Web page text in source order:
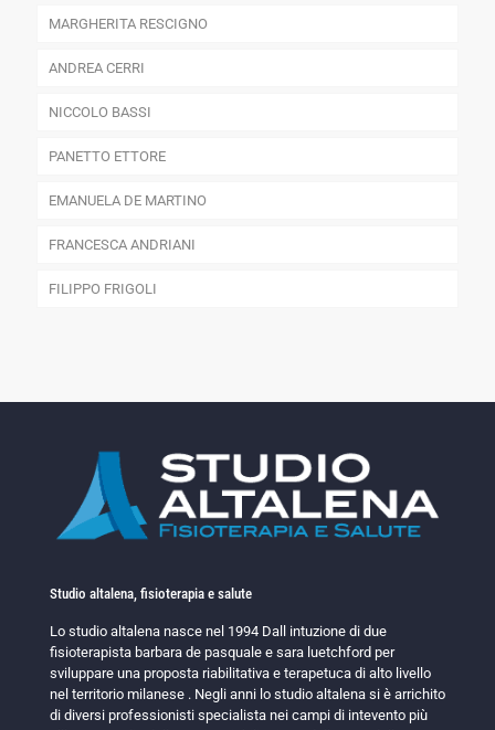
MARGHERITA RESCIGNO
ANDREA CERRI
NICCOLO BASSI
PANETTO ETTORE
EMANUELA DE MARTINO
FRANCESCA ANDRIANI
FILIPPO FRIGOLI
Studio altalena, fisioterapia e salute
Lo studio altalena nasce nel 1994 Dall intuzione di due
fisioterapista barbara de pasquale e sara luetchford per
sviluppare una proposta riabilitativa e terapetuca di alto livello
nel territorio milanese . Negli anni lo studio altalena si è arrichito
di diversi professionisti specialista nei campi di intevento più